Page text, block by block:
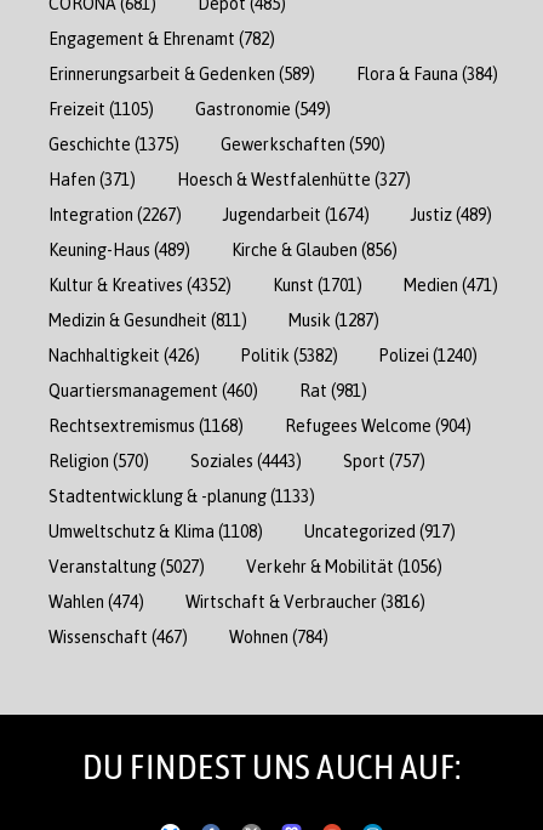
Engagement & Ehrenamt (782)
Erinnerungsarbeit & Gedenken (589) Flora & Fauna (384)
Freizeit (1105) Gastronomie (549)
Geschichte (1375) Gewerkschaften (590)
Hafen (371) Hoesch & Westfalenhütte (327)
Integration (2267) Jugendarbeit (1674) Justiz(489)
Keuning-Haus (489) Kirche & Glauben (856)
Kultur & Kreatives (4352) Kunst (1701) Medien (471)
Medizin & Gesundheit (811) Musik (1287)
Nachhaltigkeit (426) Politik (5382) Polizei (1240)
Quartiersmanagement (460) Rat (981)
Rechtsextremismus (1168) Refugees Welcome (904)
Religion (570) Soziales (4443) Sport (757)
Stadtentwicklung & -planung(1133)
Umweltschutz & Klima (1108) Uncategorized (917)
Veranstaltung(5027) Verkehr & Mobilität (1056)
Wahlen (474) Wirtschaft & Verbraucher(3816)
Wissenschaft (467) Wohnen (784)
DU FINDEST UNS AUCH AUF: